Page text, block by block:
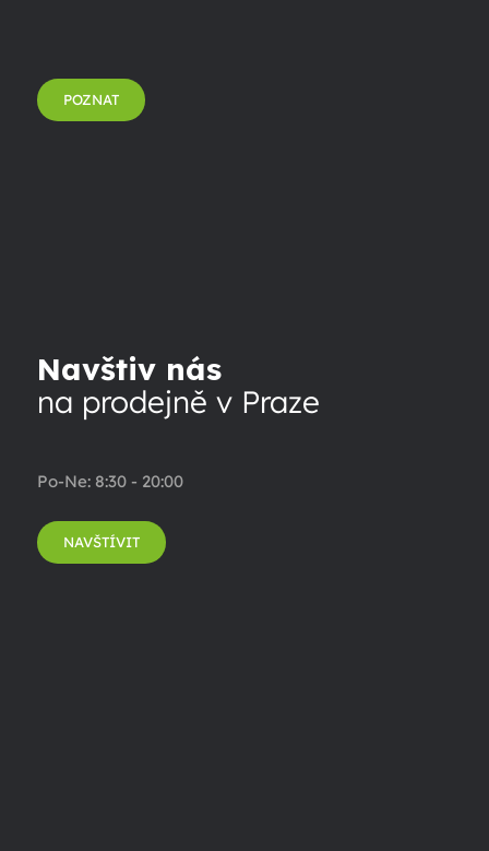
POZNAT
Navštiv nás
na prodejně v Praze
Po-Ne: 8:30 - 20:00
NAVŠTÍVIT